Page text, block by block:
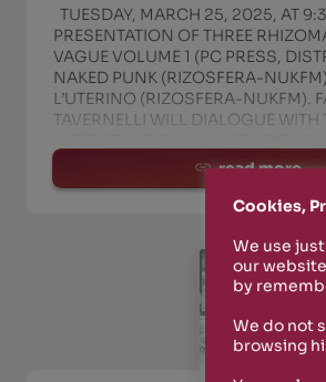
TUESDAY, MARCH 25, 2025, AT
PRESENTATION OF THREE
VAGUE VOLUME 1 (PC PRESS,
NAKED PUNK (RIZOSFERA-
L’UTERINO (RIZOSFERA-NUKFM).
TAVERNELLI WILL DIALOGUE WITH
read more
Cookies,
We use
our
by
We do not
browsing